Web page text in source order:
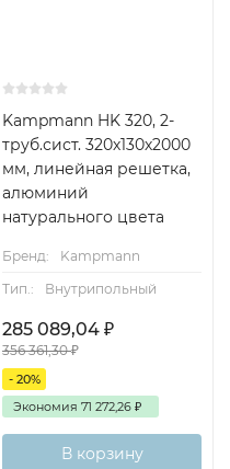
Kampmann HK 320, 2-
труб.сист. 320х130х2000
мм, линейная решетка,
алюминий
натурального цвета
Бренд:
Kampmann
Тип.:
Внутрипольный
285 089,04 ₽
356 361,30₽
- 20%
Экономия 71 272,26 ₽
В корзину